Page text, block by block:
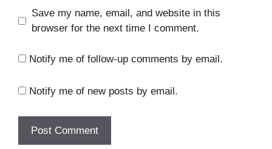
Save my name, email, and website in this
browser for the next time I comment.
Notify me of follow-up comments by email.
Notify me of new posts by email.